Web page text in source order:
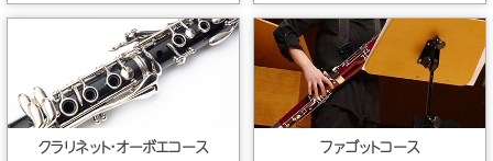
クラリネット・オーボエコース ファゴットコース